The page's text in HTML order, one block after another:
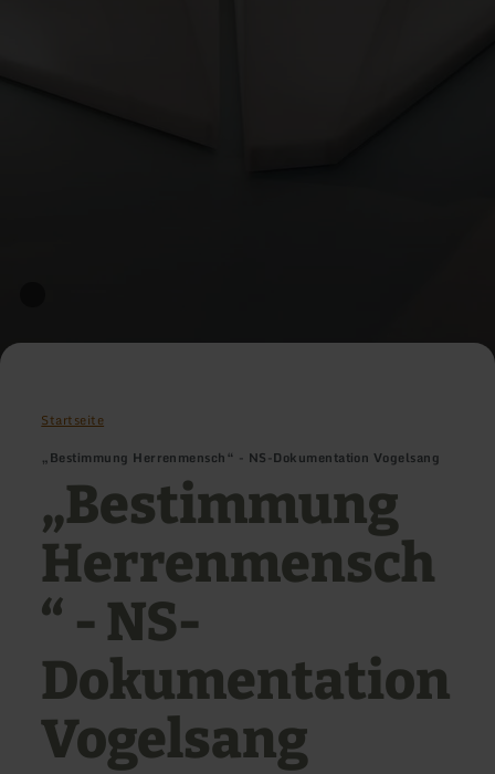
Startseite
„Bestimmung Herrenmensch“ - NS-Dokumentation Vogelsang
„Bestimmung
Herrenmensch
“ - NS-
Dokumentation
Vogelsang